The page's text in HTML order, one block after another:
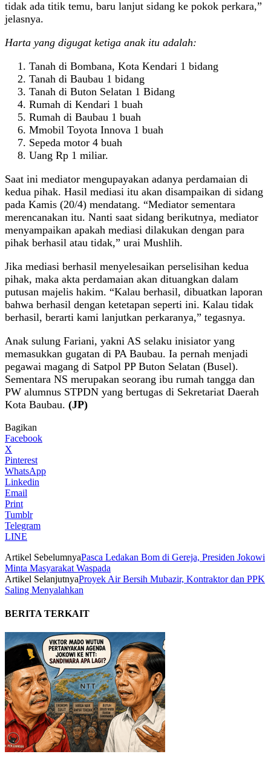
tidak ada titik temu, baru lanjut sidang ke pokok perkara,”
jelasnya.
Harta yang digugat ketiga anak itu adalah:
Tanah di Bombana, Kota Kendari 1 bidang
Tanah di Baubau 1 bidang
Tanah di Buton Selatan 1 Bidang
Rumah di Kendari 1 buah
Rumah di Baubau 1 buah
Mmobil Toyota Innova 1 buah
Sepeda motor 4 buah
Uang Rp 1 miliar.
Saat ini mediator mengupayakan adanya perdamaian di
kedua pihak. Hasil mediasi itu akan disampaikan di sidang
pada Kamis (20/4) mendatang. “Mediator sementara
merencanakan itu. Nanti saat sidang berikutnya, mediator
menyampaikan apakah mediasi dilakukan dengan para
pihak berhasil atau tidak,” urai Mushlih.
Jika mediasi berhasil menyelesaikan perselisihan kedua
pihak, maka akta perdamaian akan dituangkan dalam
putusan majelis hakim. “Kalau berhasil, dibuatkan laporan
bahwa berhasil dengan ketetapan seperti ini. Kalau tidak
berhasil, berarti kami lanjutkan perkaranya,” tegasnya.
Anak sulung Fariani, yakni AS selaku inisiator yang
memasukkan gugatan di PA Baubau. Ia pernah menjadi
pegawai magang di Satpol PP Buton Selatan (Busel).
Sementara NS merupakan seorang ibu rumah tangga dan
PW alumnus STPDN yang bertugas di Sekretariat Daerah
Kota Baubau. (JP)
Bagikan
Facebook
X
Pinterest
WhatsApp
Linkedin
Email
Print
Tumblr
Telegram
LINE
Artikel SebelumnyaPasca Ledakan Bom di Gereja, Presiden Jokowi
Minta Masyarakat Waspada
Artikel SelanjutnyaProyek Air Bersih Mubazir, Kontraktor dan PPK
Saling Menyalahkan
BERITA TERKAIT